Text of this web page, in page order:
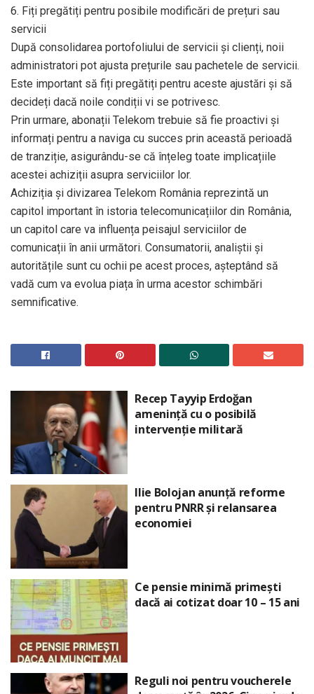
6. Fiți pregătiți pentru posibile modificări de prețuri sau
servicii
După consolidarea portofoliului de servicii și clienți, noii
administratori pot ajusta prețurile sau pachetele de servicii.
Este important să fiți pregătiți pentru aceste ajustări și să
decideți dacă noile condiții vi se potrivesc.
Prin urmare, abonații Telekom trebuie să fie proactivi și
informați pentru a naviga cu succes prin această perioadă
de tranziție, asigurându-se că înțeleg toate implicațiile
acestei achiziții asupra serviciilor lor.
Achiziția și divizarea Telekom România reprezintă un
capitol important în istoria telecomunicațiilor din România,
un capitol care va influența peisajul serviciilor de
comunicații în anii următori. Consumatorii, analiștii și
autoritățile sunt cu ochii pe acest proces, așteptând să
vadă cum va evolua piața în urma acestor schimbări
semnificative.
Recep Tayyip Erdoğan
amenință cu o posibilă
intervenție militară
Ilie Bolojan anunță reforme
pentru PNRR și relansarea
economiei
Ce pensie minimă primești
dacă ai cotizat doar 10 – 15 ani
Reguli noi pentru voucherele